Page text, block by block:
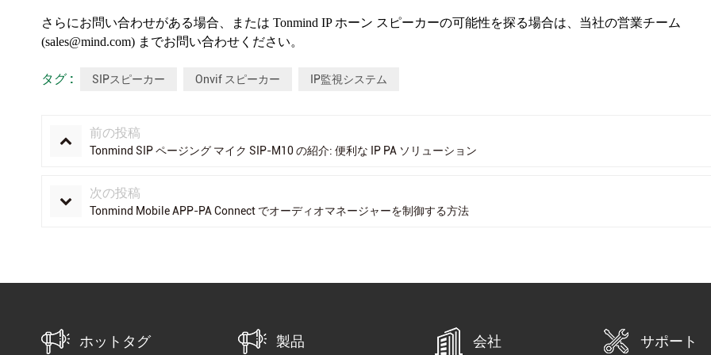
さらにお問い合わせがある場合、または Tonmind IP ホーン スピーカーの可能性を探る場合は、当社の営業チーム
(sales@mind.com) までお問い合わせください。
タグ : SIPスピーカー Onvif スピーカー IP監視システム
前の投稿
Tonmind SIP ページング マイク SIP-M10 の紹介: 便利な IP PA ソリューション
次の投稿
Tonmind Mobile APP-PA Connect でオーディオマネージャーを制御する方法
ホットタグ 製品 会社 サポート